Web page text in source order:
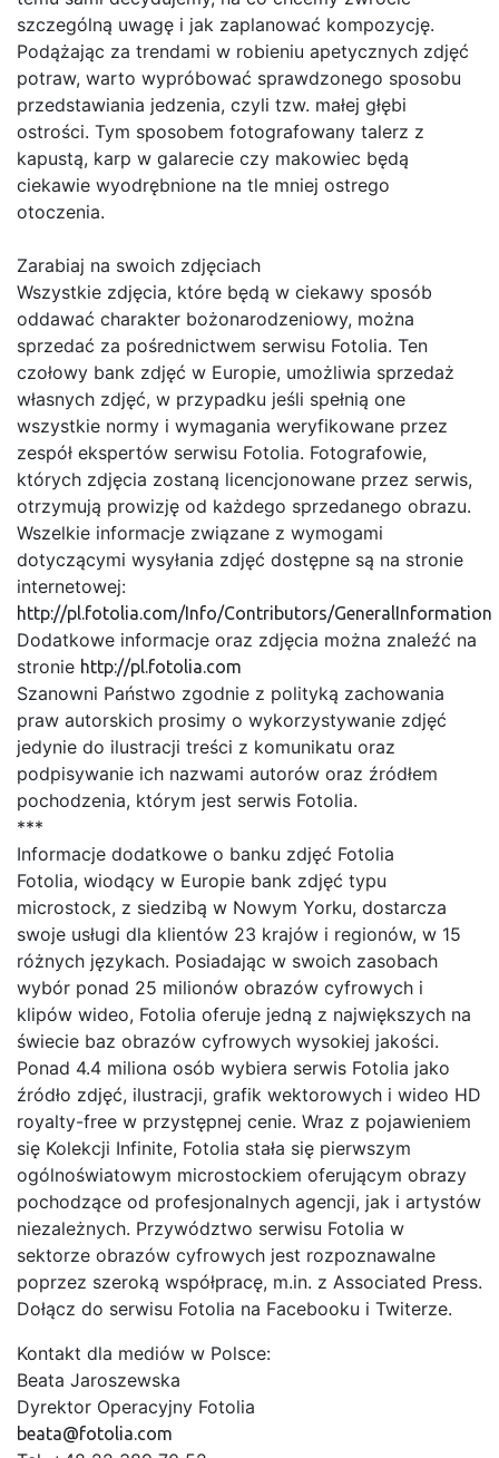
szczególną uwagę i jak zaplanować kompozycję.
Podążając za trendami w robieniu apetycznych zdjęć
potraw, warto wypróbować sprawdzonego sposobu
przedstawiania jedzenia, czyli tzw. małej głębi
ostrości. Tym sposobem fotografowany talerz z
kapustą, karp w galarecie czy makowiec będą
ciekawie wyodrębnione na tle mniej ostrego
otoczenia.
Zarabiaj na swoich zdjęciach
Wszystkie zdjęcia, które będą w ciekawy sposób
oddawać charakter bożonarodzeniowy, można
sprzedać za pośrednictwem serwisu Fotolia. Ten
czołowy bank zdjęć w Europie, umożliwia sprzedaż
własnych zdjęć, w przypadku jeśli spełnią one
wszystkie normy i wymagania weryfikowane przez
zespół ekspertów serwisu Fotolia. Fotografowie,
których zdjęcia zostaną licencjonowane przez serwis,
otrzymują prowizję od każdego sprzedanego obrazu.
Wszelkie informacje związane z wymogami
dotyczącymi wysyłania zdjęć dostępne są na stronie
internetowej:
http://pl.fotolia.com/Info/Contributors/GeneralInformation
Dodatkowe informacje oraz zdjęcia można znaleźć na
stronie http://pl.fotolia.com
Szanowni Państwo zgodnie z polityką zachowania
praw autorskich prosimy o wykorzystywanie zdjęć
jedynie do ilustracji treści z komunikatu oraz
podpisywanie ich nazwami autorów oraz źródłem
pochodzenia, którym jest serwis Fotolia.
***
Informacje dodatkowe o banku zdjęć Fotolia
Fotolia, wiodący w Europie bank zdjęć typu
microstock, z siedzibą w Nowym Yorku, dostarcza
swoje usługi dla klientów 23 krajów i regionów, w 15
różnych językach. Posiadając w swoich zasobach
wybór ponad 25 milionów obrazów cyfrowych i
klipów wideo, Fotolia oferuje jedną z największych na
świecie baz obrazów cyfrowych wysokiej jakości.
Ponad 4.4 miliona osób wybiera serwis Fotolia jako
źródło zdjęć, ilustracji, grafik wektorowych i wideo HD
royalty-free w przystępnej cenie. Wraz z pojawieniem
się Kolekcji Infinite, Fotolia stała się pierwszym
ogólnoświatowym microstockiem oferującym obrazy
pochodzące od profesjonalnych agencji, jak i artystów
niezależnych. Przywództwo serwisu Fotolia w
sektorze obrazów cyfrowych jest rozpoznawalne
poprzez szeroką współpracę, m.in. z Associated Press.
Dołącz do serwisu Fotolia na Facebooku i Twiterze.
Kontakt dla mediów w Polsce:
Beata Jaroszewska
Dyrektor Operacyjny Fotolia
beata@fotolia.com